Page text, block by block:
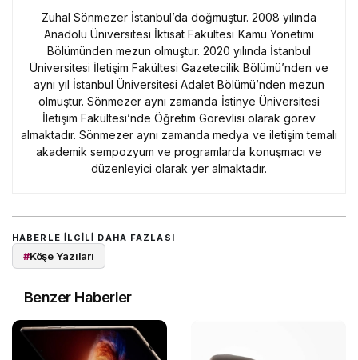
Zuhal Sönmezer İstanbul’da doğmuştur. 2008 yılında
Anadolu Üniversitesi İktisat Fakültesi Kamu Yönetimi
Bölümünden mezun olmuştur. 2020 yılında İstanbul
Üniversitesi İletişim Fakültesi Gazetecilik Bölümü’nden ve
aynı yıl İstanbul Üniversitesi Adalet Bölümü’nden mezun
olmuştur. Sönmezer aynı zamanda İstinye Üniversitesi
İletişim Fakültesi’nde Öğretim Görevlisi olarak görev
almaktadır. Sönmezer aynı zamanda medya ve iletişim temalı
akademik sempozyum ve programlarda konuşmacı ve
düzenleyici olarak yer almaktadır.
HABERLE ILGILI DAHA FAZLASI
#Köşe Yazıları
Benzer Haberler